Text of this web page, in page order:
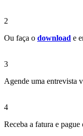
2
Ou faça o download e
3
Agende uma entrevista
4
Receba a fatura e